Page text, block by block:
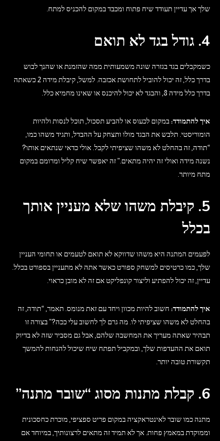
שלך אך עדיין תעודד שיח פתוח ומכבד במקום להכניס למתח.
4. גודל בגד לא תואם
כשמקבלים בגד בגזרה שונה משמעותית ממה שהזמנת או שהנך לבוש
בדרך כלל, זה יכול להוביל לתחושת אכזבה. למשל, קיבלת מידה 2 כשאתה
בדרך כלל מידה 8, והבגד לא יכול להיכנס או שאינו מחמיא כלל.
איך להתמודד: במקום לכעוס או להביע תסכול, תוכל לנסות ולהיות
הומוריסטי. תלבש את הבגד מולו ותצחק על ההבדל, ותגיד משהו כמו,
“תודה, זה בהחלט לא משהו שציפיתי לקבל. אולי כדאי שנתאים אותו?
נשנה מידה ואולי זה יהיה מתאים.” זה יאפשר שיח קליל ומרומם במקום
מתח מיותר.
5. קיבלת משהו שלא מעניין אותך
בכלל
לפעמים המתנה היא משהו שדווקא לא תואם לטעמים או תחומי העניין
שלך, כמו כרטיסים למשחק ספורט כאשר אתה לא מתעניין בספורט בכלל.
עדיין, זה יכול להפתיע וליצור קונפליקט אם זה לא מובן כראוי.
איך להתמודד: חשוב להיות מכוון ויחד עם זאת מנומס. תאמר, “תודה, זה
בהחלט לא משהו שציפיתי לו. מה גרם לך לחשוב עלי ככה?” בצורה זו
תבהיר שאתה מעריך את המחשבה שלהם, אבל גם מסביר שזה לא בדיוק
תואם את ההעדפות שלך, ובמקביל תפתח שיח שיכול להנחות להמשך
תקשורת טובה יותר.
6. קבלת מתנות מסוג “שובר מתנה”
מתנה כמו שובר לאינטראקציה במקום פריט ספציפי, מוכרת כחסכונית
וממוקדת במאמץ פחות. אך לא תמיד זה מתאים לרצונותיך, במיוחד אם